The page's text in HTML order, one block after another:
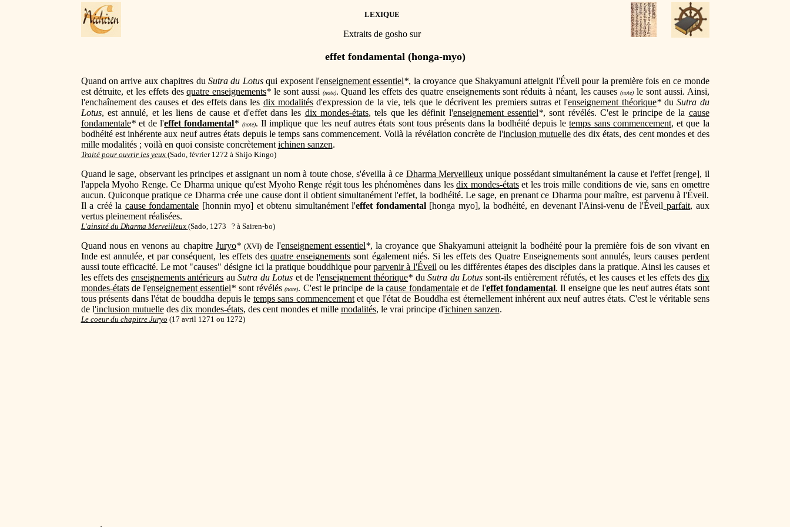
LEXIQUE
Extraits de gosho sur
effet fondamental (honga-myo)
Quand on arrive aux chapitres du Sutra du Lotusqui exposent l'enseignement essentiel*, la croyance que Shakyamuni atteignit l'Éveil pour la première fois en ce monde
est détruite, et les effets desquatre enseignements* le sont aussi (note). Quand les effets des quatre enseignements sont réduits à néant, les causes (note) le sont aussi. Ainsi,
l'enchaînement des causes et des effets dans les dix modalitésd'expression de la vie, tels que le décrivent les premiers sutras et l'enseignement théorique*duSutra du
Lotus, est annulé, et les liens de cause et d'effet dans les dix mondes-états, tels que les définit l'enseignement essentiel*, sont révélés. C'est le principe de la cause
fondamentale* et de l'effet fondamental* (note). Il implique que les neuf autres états sont tous présents dans la bodhéité depuis letemps sans commencement, et que la
bodhéité est inhérente aux neuf autres états depuis le temps sans commencement. Voilà la révélation concrète de l'inclusion mutuelle des dix états, des cent mondes et des
mille modalités ; voilà en quoi consiste concrètement ichinen sanzen.
Traité pour ouvrir les yeux (Sado, février 1272 à Shijo Kingo)
Quand le sage, observant les principes et assignant un nom à toute chose, s'éveilla à ce Dharma Merveilleux unique possédant simultanément la cause et l'effet [renge], il
l'appela Myoho Renge. Ce Dharma unique qu'est Myoho Renge régit tous les phénomènes dans lesdix mondes-étatset les trois mille conditions de vie, sans en omettre
aucun. Quiconque pratique ce Dharma crée une cause dont il obtient simultanément l'effet, la bodhéité. Le sage, en prenant ce Dharma pour maître, est parvenu à l'Éveil.
Il a créé la cause fondamentale [honnin myo] et obtenu simultanément l'effet fondamental[honga myo], la bodhéité, en devenant l'Ainsi-venu de l'Éveil parfait, aux
vertus pleinement réalisées.
L'ainsité du Dharma Merveilleux (Sado, 1273 ? à Sairen-bo)
Quand nous en venons au chapitre Juryo* (XVI) de l'enseignement essentiel*, la croyance que Shakyamuni atteignit la bodhéité pour la première fois de son vivant en
Inde est annulée, et par conséquent, les effets des quatre enseignements sont également niés. Si les effets des Quatre Enseignements sont annulés, leurs causes perdent
aussi toute efficacité. Le mot "causes" désigne ici la pratique bouddhique pourparvenir à l'Éveil ou les différentes étapes des disciples dans la pratique. Ainsi les causes et
les effets des enseignements antérieurs auSutra du Lotus et de l'enseignement théorique* duSutra du Lotus sont-ils entièrement réfutés, et les causes et les effets des dix
mondes-étatsde l'enseignement essentiel* sont révélés(note). C'est le principe de lacause fondamentaleet de l'effet fondamental. Il enseigne que les neuf autres états sont
tous présents dans l'état de bouddha depuis le temps sans commencementet que l'état de Bouddha est éternellement inhérent aux neuf autres états. C'est le véritable sens
de l'inclusion mutuelledes dix mondes-états, des cent mondes et mille modalités, le vrai principe d'ichinen sanzen.
Le coeur du chapitre Juryo (17 avril 1271 ou 1272)